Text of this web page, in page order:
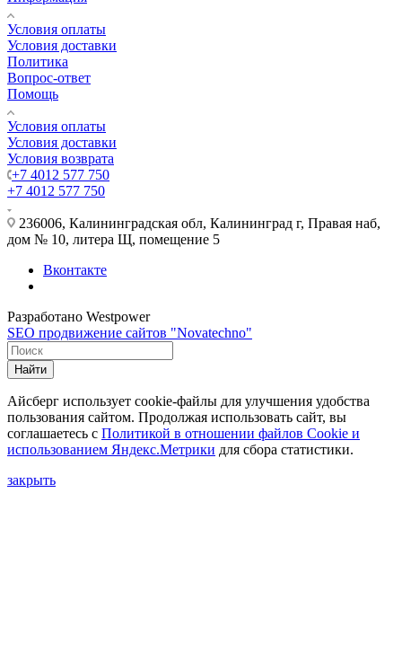
Условия оплаты
Условия доставки
Политика
Вопрос-ответ
Помощь
Условия оплаты
Условия доставки
Условия возврата
+7 4012 577 750
+7 4012 577 750
236006, Калининградская обл, Калининград г, Правая наб,
дом № 10, литера Щ, помещение 5
Вконтакте
Разработано Westpower
SEO продвижение сайтов "Novatechno"
Найти
Айсберг использует cookie-файлы для улучшения удобства
пользования сайтом. Продолжая использовать сайт, вы
соглашаетесь с Политикой в отношении файлов Сookie и
использованием Яндекс.Метрики для сбора статистики.
закрыть